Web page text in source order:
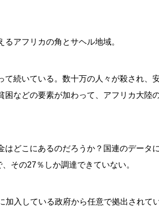
アフリカの角とサヘル地域。
続いている。数十万の人々が殺され、
などの要素が加わって、アフリカ大陸
どこにあるのだろうか？国連のデータ
その27％しか調達できていない。
入している政府から任意で拠出されて